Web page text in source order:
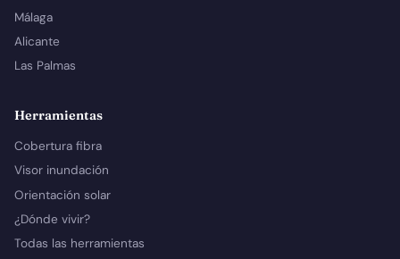
Málaga
Alicante
Las Palmas
Herramientas
Cobertura fibra
Visor inundación
Orientación solar
¿Dónde vivir?
Todas las herramientas